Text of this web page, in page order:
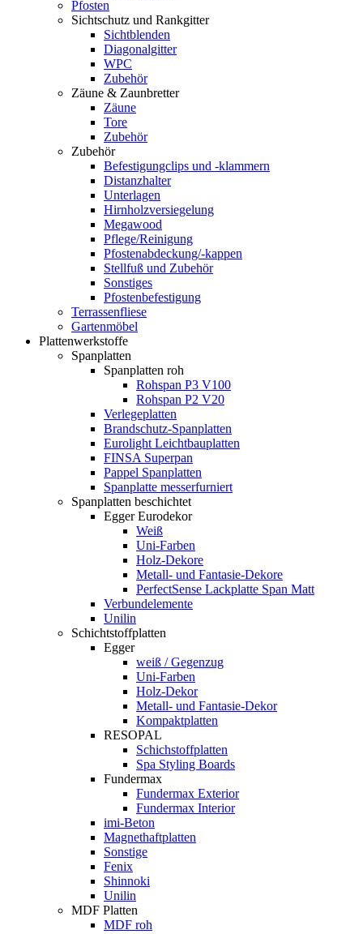
Pfosten
Sichtschutz und Rankgitter
Sichtblenden
Diagonalgitter
WPC
Zubehör
Zäune & Zaunbretter
Zäune
Tore
Zubehör
Zubehör
Befestigungclips und -klammern
Distanzhalter
Unterlagen
Hirnholzversiegelung
Megawood
Pflege/Reinigung
Pfostenabdeckung/-kappen
Stellfuß und Zubehör
Sonstiges
Pfostenbefestigung
Terrassenfliese
Gartenmöbel
Plattenwerkstoffe
Spanplatten
Spanplatten roh
Rohspan P3 V100
Rohspan P2 V20
Verlegeplatten
Brandschutz-Spanplatten
Eurolight Leichtbauplatten
FINSA Superpan
Pappel Spanplatten
Spanplatte messerfurniert
Spanplatten beschichtet
Egger Eurodekor
Weiß
Uni-Farben
Holz-Dekore
Metall- und Fantasie-Dekore
PerfectSense Lackplatte Span Matt
Verbundelemente
Unilin
Schichtstoffplatten
Egger
weiß / Gegenzug
Uni-Farben
Holz-Dekor
Metall- und Fantasie-Dekor
Kompaktplatten
RESOPAL
Schichstoffplatten
Spa Styling Boards
Fundermax
Fundermax Exterior
Fundermax Interior
imi-Beton
Magnethaftplatten
Sonstige
Fenix
Shinnoki
Unilin
MDF Platten
MDF roh